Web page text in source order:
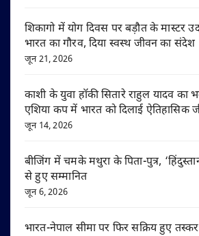
शिकागो में योग दिवस पर बड़ौत के मास्टर
भारत का गौरव, दिया स्वस्थ जीवन का संदेश
जून 21, 2026
काशी के युवा हॉकी सितारे राहुल यादव का
एशिया कप में भारत को दिलाई ऐतिहासिक
जून 14, 2026
बीजिंग में चमके मथुरा के पिता-पुत्र,
से हुए सम्मानित
जून 6, 2026
भारत-नेपाल सीमा पर फिर सक्रिय हुए तस्कर,